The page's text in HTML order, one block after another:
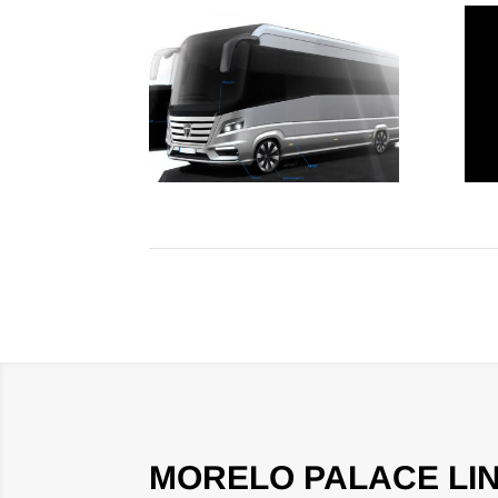
MORELO PALACE